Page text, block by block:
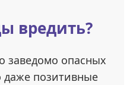
вредить?
заведомо опасных
даже позитивные